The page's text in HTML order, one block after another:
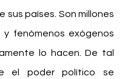
sus países. Son millones
y fenómenos exógenos
lo hacen. De tal
el poder político se